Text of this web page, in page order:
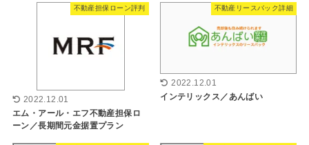
不動産担保ローン評判
2022.12.01
エム・アール・エフ不動産担保ロ
ーン／長期間元金据置プラン
不動産リースバック詳細
2022.12.01
インテリックス／あんばい